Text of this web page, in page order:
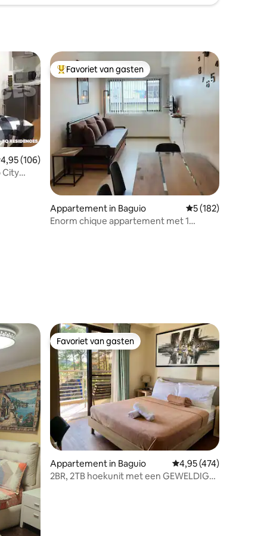
beoordeling van 4,95 uit 5, 106 recensies
4,95 (106)
City
Topfavoriet van gasten
Favoriet van gasten
Appartement in Baguio Gemiddelde
5 (182)
Enorm chique appartement met 1
Favoriet van gasten
Favoriet van gasten
Appartement in Baguio Gemiddelde
4,95 (474)
2BR, 2TB hoekunit met een GEWELDIG